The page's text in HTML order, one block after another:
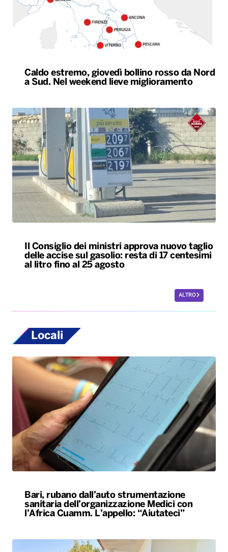
Caldo estremo, giovedì bollino rosso da Nord
a Sud. Nel weekend lieve miglioramento
Il Consiglio dei ministri approva nuovo taglio
delle accise sul gasolio: resta di 17 centesimi
al litro fino al 25 agosto
ALTRO
Locali
Bari, rubano dall’auto strumentazione
sanitaria dell’organizzazione Medici con
l’Africa Cuamm. L’appello: “Aiutateci”